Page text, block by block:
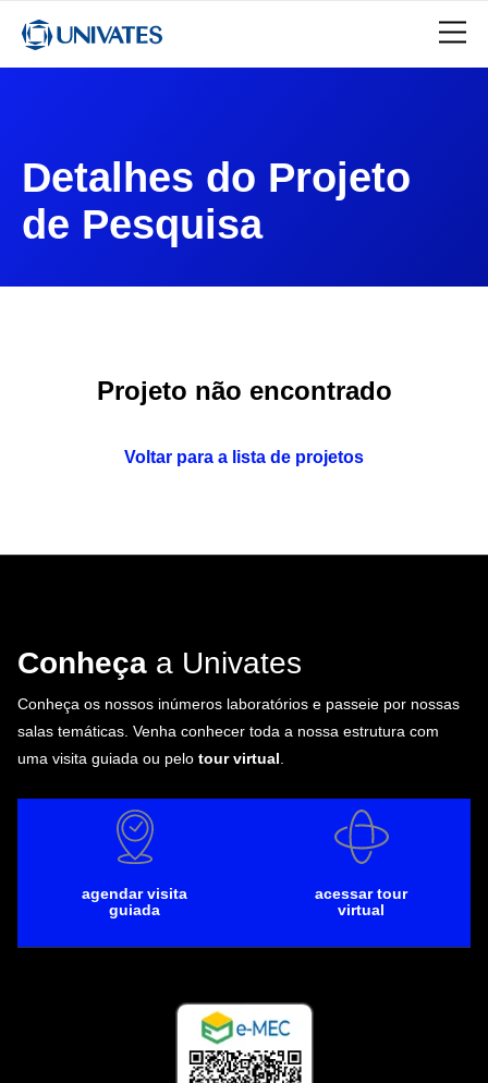
Detalhes do Projeto
de Pesquisa
Projeto não encontrado
Voltar para a lista de projetos
Conheça a Univates
Conheça os nossos inúmeros laboratórios e passeie por nossas
salas temáticas. Venha conhecer toda a nossa estrutura com
uma visita guiada ou pelo tour virtual
agendar visita
guiada
acessar tour
virtual